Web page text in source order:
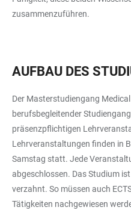
zusammenzuführen.
AUFBAU DES
Der Masterstudiengang
berufsbegleitender
präsenzpflichtigen
Lehrveranstaltungen finden in
Samstag statt. Jede
abgeschlossen. Das Studium
verzahnt. So müssen auch
Tätigkeiten nachgewiesen